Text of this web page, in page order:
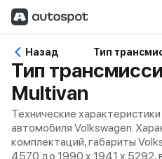
Назад Тип
Тип
Multivan
Технические
автомобиля Volkswagen.
комплектаций, габариты
4570 до 1990 x 1941 x 5292,